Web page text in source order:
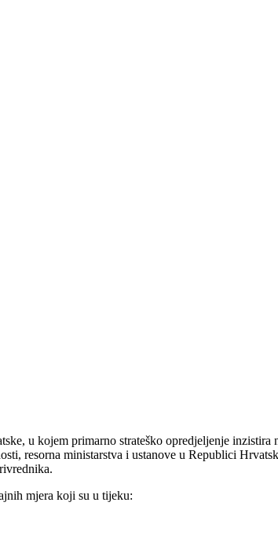
u kojem primarno strateško opredjeljenje inzistira
resorna ministarstva i ustanove u Republici
mjera koji su u tijeku: